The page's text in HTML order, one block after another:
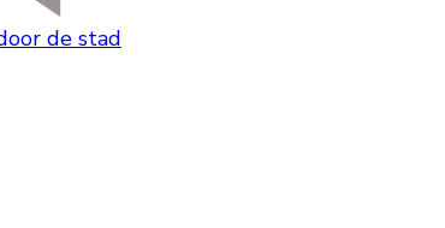
de stad